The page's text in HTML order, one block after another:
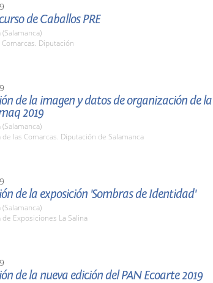
de Caballos PRE
Comarcas. Diputación
de la imagen y datos de organización de la
2019
de las Comarcas. Diputación de Salamanca
de la exposición 'Sombras de Identidad'
de Exposiciones La Salina
de la nueva edición del PAN Ecoarte 2019